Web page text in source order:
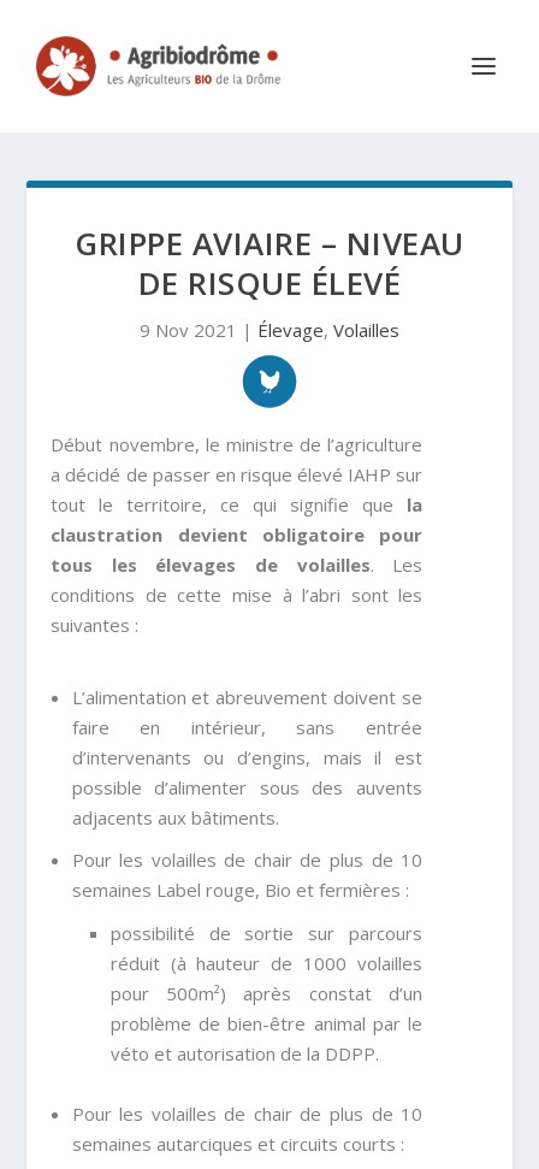
GRIPPE AVIAIRE – NIVEAU
DE RISQUE ÉLEVÉ
9 Nov 2021 | Élevage, Volailles
Début novembre, le ministre de l’agriculture
a décidé de passer en risque élevé IAHP sur
tout le territoire, ce qui signifie que la
claustration devient obligatoire pour
tous les élevages de volailles. Les
conditions de cette mise à l’abri sont les
suivantes :
L’alimentation et abreuvement doivent se
faire en intérieur, sans entrée
d’intervenants ou d’engins, mais il est
possible d’alimenter sous des auvents
adjacents aux bâtiments.
Pour les volailles de chair de plus de 10
semaines Label rouge, Bio et fermières :
possibilité de sortie sur parcours
réduit (à hauteur de 1000 volailles
pour 500m²) après constat d’un
problème de bien-être animal par le
véto et autorisation de la DDPP.
Pour les volailles de chair de plus de 10
semaines autarciques et circuits courts :